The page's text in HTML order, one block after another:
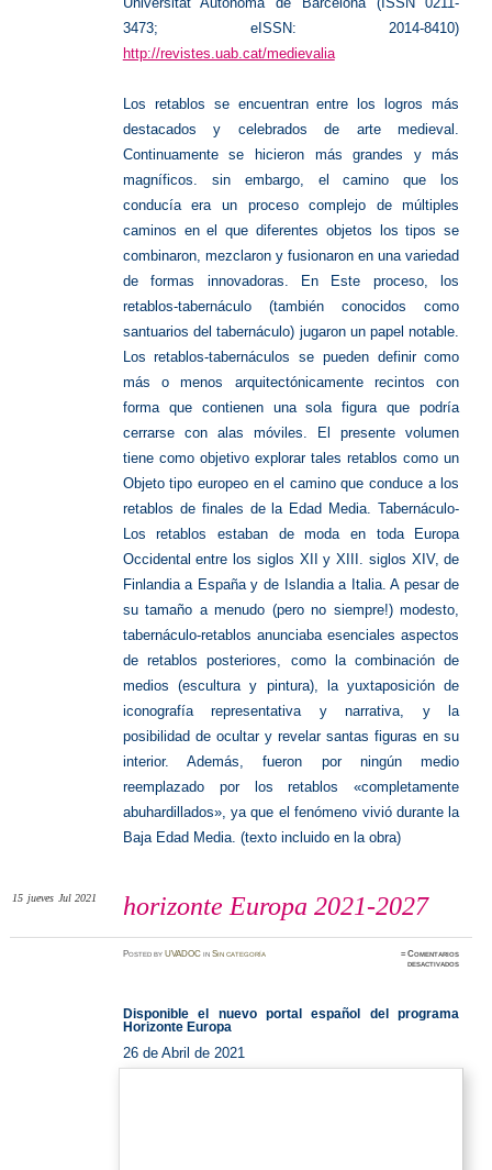
3473; eISSN: 2014-8410)
http://revistes.uab.cat/medievalia
Los retablos se encuentran entre los logros más
destacados y celebrados de arte medieval.
Continuamente se hicieron más grandes y más
magníficos. sin embargo, el camino que los
conducía era un proceso complejo de múltiples
caminos en el que diferentes objetos los tipos se
combinaron, mezclaron y fusionaron en una variedad
de formas innovadoras. En Este proceso, los
retablos-tabernáculo (también conocidos como
santuarios del tabernáculo) jugaron un papel notable.
Los retablos-tabernáculos se pueden definir como
más o menos arquitectónicamente recintos con
forma que contienen una sola figura que podría
cerrarse con alas móviles. El presente volumen
tiene como objetivo explorar tales retablos como un
Objeto tipo europeo en el camino que conduce a los
retablos de finales de la Edad Media. Tabernáculo-
Los retablos estaban de moda en toda Europa
Occidental entre los siglos XII y XIII. siglos XIV, de
Finlandia a España y de Islandia a Italia. A pesar de
su tamaño a menudo (pero no siempre!) modesto,
tabernáculo-retablos anunciaba esenciales aspectos
de retablos posteriores, como la combinación de
medios (escultura y pintura), la yuxtaposición de
iconografía representativa y narrativa, y la
posibilidad de ocultar y revelar santas figuras en su
interior. Además, fueron por ningún medio
reemplazado por los retablos «completamente
abuhardillados», ya que el fenómeno vivió durante la
Baja Edad Media. (texto incluido en la obra)
horizonte Europa 2021-2027
15 jueves Jul 2021
PostedbyUVADOC inSin categoría ≈Comentarios
desactivadosen
Disponible el nuevo portal español del programa
Horizonte Europa
26 de Abril de 2021